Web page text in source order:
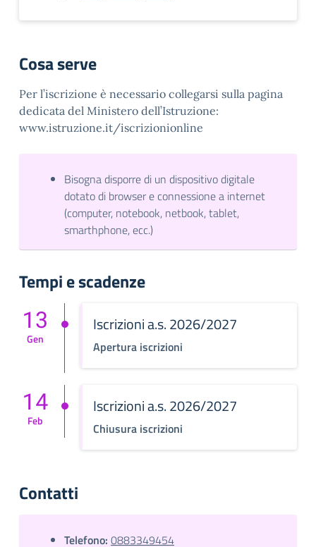
Cosa serve
Per l’iscrizione è necessario collegarsi sulla pagina
dedicata del Ministero dell’Istruzione:
www.istruzione.it/iscrizionionline
Bisogna disporre di un dispositivo digitale
dotato di browser e connessione a internet
(computer, notebook, netbook, tablet,
smarthphone, ecc.)
Tempi e scadenze
Iscrizioni a.s. 2026/2027
Apertura iscrizioni
13
Gen
Iscrizioni a.s. 2026/2027
Chiusura iscrizioni
14
Feb
Contatti
Telefono: 0883349454